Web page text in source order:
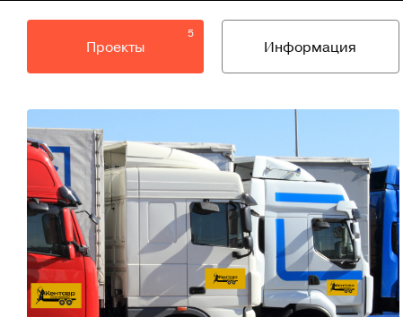
5
Проекты Информация